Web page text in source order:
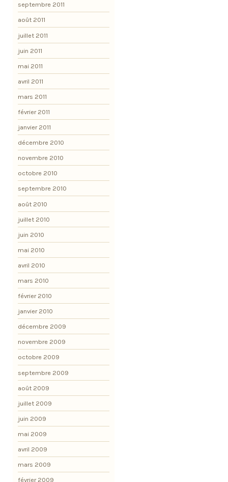
septembre 2011
août 2011
juillet 2011
juin 2011
mai 2011
avril 2011
mars 2011
février 2011
janvier 2011
décembre 2010
novembre 2010
octobre 2010
septembre 2010
août 2010
juillet 2010
juin 2010
mai 2010
avril 2010
mars 2010
février 2010
janvier 2010
décembre 2009
novembre 2009
octobre 2009
septembre 2009
août 2009
juillet 2009
juin 2009
mai 2009
avril 2009
mars 2009
février 2009